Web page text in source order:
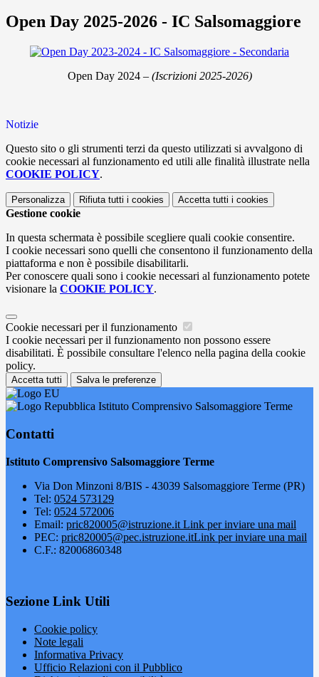
Open Day 2025-2026 - IC Salsomaggiore
Open Day 2024 – (Iscrizioni 2025-2026)
Notizie
Questo sito o gli strumenti terzi da questo utilizzati si avvalgono di
cookie necessari al funzionamento ed utili alle finalità illustrate nella
COOKIE POLICY.
Personalizza Rifiuta tutti i cookies Accetta tutti i cookies
Gestione cookie
In questa schermata è possibile scegliere quali cookie consentire.
I cookie necessari sono quelli che consentono il funzionamento della
piattaforma e non è possibile disabilitarli.
Per conoscere quali sono i cookie necessari al funzionamento potete
visionare la COOKIE POLICY.
Cookie necessari per il funzionamento
I cookie necessari per il funzionamento non possono essere
disabilitati. È possibile consultare l'elenco nella pagina della cookie
policy.
Accetta tutti Salva le preferenze
Istituto Comprensivo Salsomaggiore Terme
Contatti
Istituto Comprensivo Salsomaggiore Terme
Via Don Minzoni 8/BIS - 43039 Salsomaggiore Terme (PR)
Tel: 0524 573129
Tel: 0524 572006
Email: pric820005@istruzione.it Link per inviare una mail
PEC: pric820005@pec.istruzione.itLink per inviare una mail
C.F.: 82006860348
Sezione Link Utili
Cookie policy
Note legali
Informativa Privacy
Ufficio Relazioni con il Pubblico